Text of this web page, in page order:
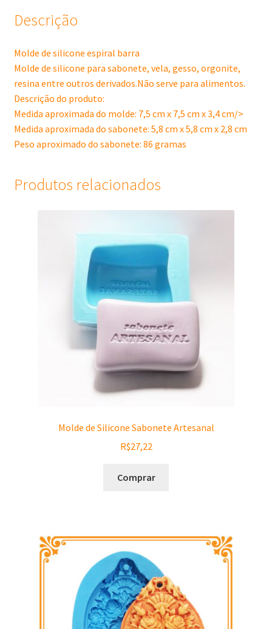
Descrição
Molde de silicone espiral barra
Molde de silicone para sabonete, vela, gesso, orgonite,
resina entre outros derivados.Não serve para alimentos.
Descrição do produto:
Medida aproximada do molde: 7,5 cm x 7,5 cm x 3,4 cm/>
Medida aproximada do sabonete: 5,8 cm x 5,8 cm x 2,8 cm
Peso aproximado do sabonete: 86 gramas
Produtos relacionados
Molde de Silicone Sabonete Artesanal
R$27,22
Comprar